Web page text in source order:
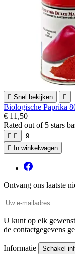
 Snel bekijken 
Biologische Paprika
€ 11,50
Rated out of 5 stars
 

In winkelwagen
Ontvang ons laatste
U kunt op elk
de contactgegevens
Informatie Schakel